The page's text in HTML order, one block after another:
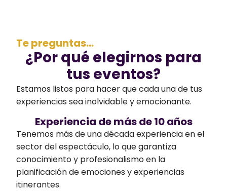
Te preguntas...
¿Por qué elegirnos para
tus eventos?
Estamos listos para hacer que cada una de tus
experiencias sea inolvidable y emocionante.
Experiencia de más de 10 años
Tenemos más de una década experiencia en el
sector del espectáculo, lo que garantiza
conocimiento y profesionalismo en la
planificación de emociones y experiencias
itinerantes.